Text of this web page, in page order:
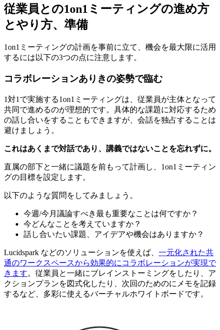
従業員との1on1ミーティングの進め方
とやり方、準備
1on1ミーティングの計画を事前に立て、機会を最大限に活用
するには以下の3つの点に注意します。
コラボレーションありきの姿勢で臨む
1対1で実施する1on1ミーティングは、従業員が主体となって
共同で進めるのが理想的です。具体的な課題に対応するため
の話し合いをすることもできますが、会話を独占することは
避けましょう。
これはあくまで対話であり、講義ではないことを忘れずに。
直属の部下と一緒に議題を前もって計画し、1on1ミーティン
グの目標を設定します。
以下のような質問をしてみましょう。
今週/今月議論すべき最も重要なことは何ですか？
今どんなことを考えていますか？
話し合いたい課題、アイデアや機会はありますか？
Lucidspark などのソリューションを使えば、 一元化された共
通のワークスペースから効果的にコラボレーションが実現で
きます。従業員と一緒にブレインストーミングをしたり、ア
クションプランを図式化したり、次回のためのにメモを記録
するなど、多彩に使えるバーチャルホワイトボードです。